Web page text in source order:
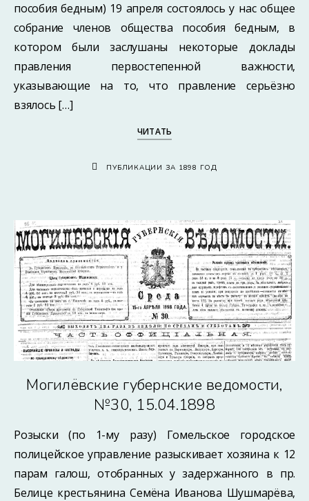
пособия бедным) 19 апреля состоялось у нас общее
собрание членов общества пособия бедным, в
котором были заслушаны некоторые доклады
правления первостепенной важности,
указывающие на то, что правление серьёзно
взялось […]
ЧИТАТЬ
ПУБЛИКАЦИИ ЗА 1898 ГОД
Могилёвские губернские ведомости,
№30, 15.04.1898
Розыски (по 1-му разу) Гомельское городское
полицейское управление разыскивает хозяина к 12
парам галош, отобранных у задержанного в пр.
Белице крестьянина Семёна Иванова Шушмарёва,